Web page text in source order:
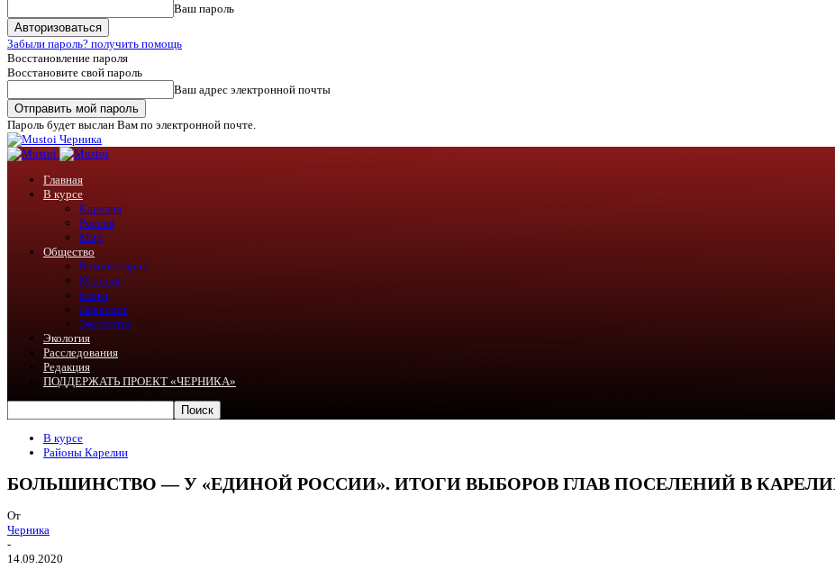
Ваш пароль
Забыли пароль? получить помощь
Восстановление пароля
Восстановите свой пароль
Ваш адрес электронной почты
Пароль будет выслан Вам по электронной почте.
Черника
Главная
В курсе
Карелия
Россия
Мир
Общество
Комментарии
Мнения
Блоги
Перепост
Эксперты
Экология
Расследования
Редакция
ПОДДЕРЖАТЬ ПРОЕКТ «ЧЕРНИКА»
В курсе
Районы Карелии
БОЛЬШИНСТВО — У «ЕДИНОЙ РОССИИ». ИТОГИ ВЫБОРОВ ГЛАВ ПОСЕЛЕНИЙ В
От
Черника
-
14.09.2020